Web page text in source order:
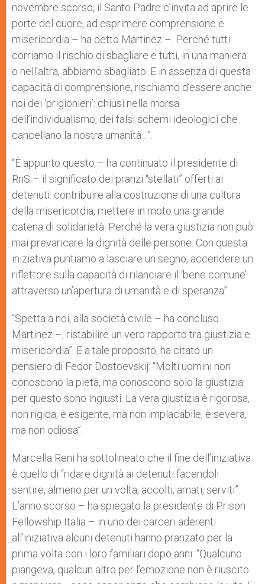
novembre scorso, il Santo Padre c’invita ad aprire le
porte del cuore, ad esprimere comprensione e
misericordia – ha detto Martinez –. Perché tutti
corriamo il rischio di sbagliare e tutti, in una maniera
o nell’altra, abbiamo sbagliato. E in assenza di questa
capacità di comprensione, rischiamo d’essere anche
noi dei ‘prigionieri’: chiusi nella morsa
dell’individualismo, dei falsi schemi ideologici che
cancellano la nostra umanità…”.
“È appunto questo – ha continuato il presidente di
RnS – il significato dei pranzi “stellati” offerti ai
detenuti: contribuire alla costruzione di una cultura
della misericordia, mettere in moto una grande
catena di solidarietà. Perché la vera giustizia non può
mai prevaricare la dignità delle persone. Con questa
iniziativa puntiamo a lasciare un segno, accendere un
riflettore sulla capacità di rilanciare il ‘bene comune’
attraverso un’apertura di umanità e di speranza”.
“Spetta a noi, alla società civile – ha concluso
Martinez –, ristabilire un vero rapporto tra giustizia e
misericordia”. E a tale proposito, ha citato un
pensiero di Fedor Dostoevskij: “Molti uomini non
conoscono la pietà, ma conoscono solo la giustizia:
per questo sono ingiusti. La vera giustizia è rigorosa,
non rigida; è esigente, ma non implacabile; è severa,
ma non odiosa”.
Marcella Reni ha sottolineato che il fine dell’iniziativa
è quello di “ridare dignità ai detenuti facendoli
sentire, almeno per un volta, accolti, amati, serviti”.
L’anno scorso – ha spiegato la presidente di Prison
Fellowship Italia – in uno dei carceri aderenti
all’iniziativa alcuni detenuti hanno pranzato per la
prima volta con i loro familiari dopo anni: “Qualcuno
piangeva, qualcun altro per l’emozione non è riuscito